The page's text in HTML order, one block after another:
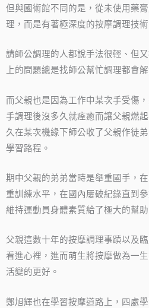
但與國術館不同的是，從未使用藥
理，而是有著極深度的按摩調理技術
請師公調理的人都說手法很輕、但
上的問題總是找師公幫忙調理都會解
而父親也是因為工作中某次手受傷
手調理後沒多久就痊癒而讓父親燃
久在某次機緣下師公收了父親作徒
學習路程。
期中父親的弟弟當時是舉重國手，
重訓練水平，在國內屢破紀錄直到
維持運動員身體素質給了極大的幫助
父親這數十年的按摩調理事蹟以及
看進心裡，進而萌生將按摩做為一
活變的更好。
鄭旭輝也在學習按摩道路上，四處